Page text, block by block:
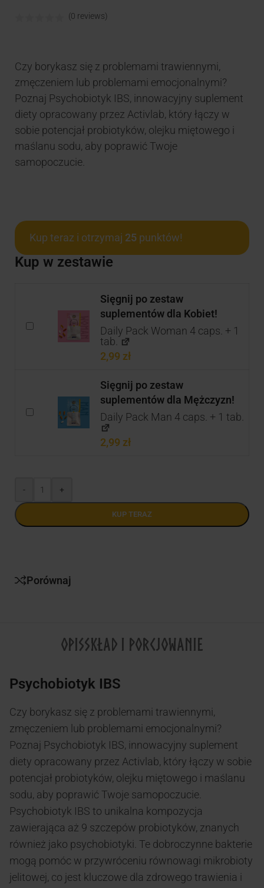
(0 reviews)
Czy borykasz się z problemami trawiennymi,
zmęczeniem lub problemami emocjonalnymi?
Poznaj Psychobiotyk IBS, innowacyjny suplement
diety opracowany przez Activlab, który łączy w
sobie potencjał probiotyków, olejku miętowego i
maślanu sodu, aby poprawić Twoje
samopoczucie.
Kup teraz i otrzymaj 25 punktów!
Kup w zestawie
Sięgnij po zestaw
suplementów dla Kobiet!
Daily Pack Woman 4 caps. + 1
tab.
2,99 zł
Sięgnij po zestaw
suplementów dla Mężczyzn!
Daily Pack Man 4 caps. + 1 tab.
2,99 zł
- +
KUP TERAZ
Porównaj
OPISSKŁAD I PORCJOWANIE
Psychobiotyk IBS
Czy borykasz się z problemami trawiennymi,
zmęczeniem lub problemami emocjonalnymi?
Poznaj Psychobiotyk IBS, innowacyjny suplement
diety opracowany przez Activlab, który łączy w sobie
potencjał probiotyków, olejku miętowego i maślanu
sodu, aby poprawić Twoje samopoczucie.
Psychobiotyk IBS to unikalna kompozycja
zawierająca aż 9 szczepów probiotyków, znanych
również jako psychobiotyki. Te dobroczynne bakterie
mogą pomóc w przywróceniu równowagi mikrobioty
jelitowej, co jest kluczowe dla zdrowego trawienia i